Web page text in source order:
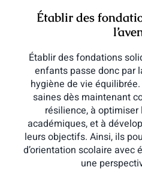
Établir des
Établir des fondations
enfants passe donc par
hygiène de vie
saines dès maintenant
résilience, à
académiques, et à
leurs objectifs. Ainsi, ils
d’orientation scolaire avec
une